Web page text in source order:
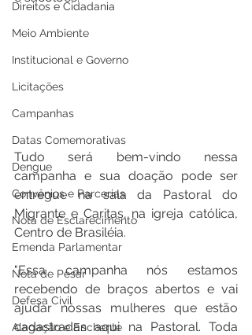
Direitos e Cidadania
Meio Ambiente
Institucional e Governo
Licitações
Campanhas
Datas Comemorativas
Dengue
Convênios e Parcerias
Nota de Esclarecimento
Emenda Parlamentar
Nota de Pesar
Defesa Civil
Alagação e Enchente
Tudo será bem-vindo nessa
campanha e sua doação pode ser
entregue na sala da Pastoral do
Migrante e Caritas, na igreja católica,
Centro de Brasiléia.
"Essa campanha nós estamos
recebendo de braços abertos e vai
ajudar nossas mulheres que estão
cadastradas aqui na Pastoral. Toda